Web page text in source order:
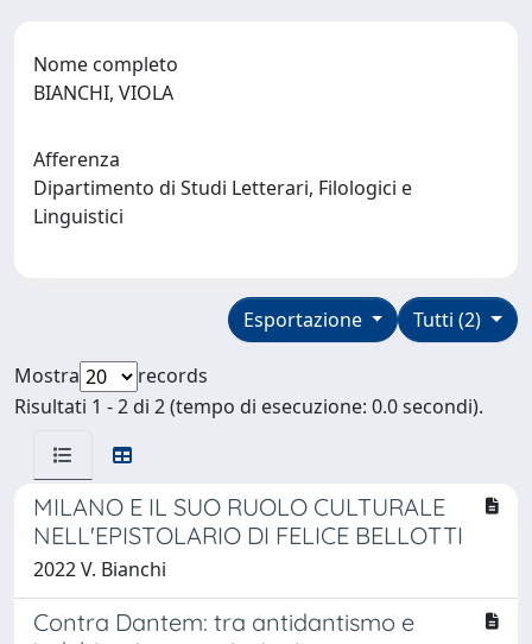
Nome completo
BIANCHI, VIOLA
Afferenza
Dipartimento di Studi Letterari, Filologici e
Linguistici
Tutti (2)
Esportazione
Mostra
records
Risultati 1 - 2 di 2 (tempo di esecuzione: 0.0 secondi).
MILANO E IL SUO RUOLO CULTURALE
NELL'EPISTOLARIO DI FELICE BELLOTTI
2022 V. Bianchi
Contra Dantem: tra antidantismo e